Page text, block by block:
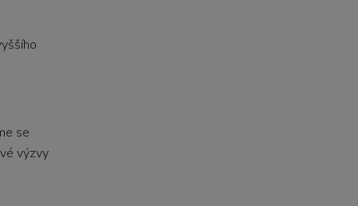
se
výzvy